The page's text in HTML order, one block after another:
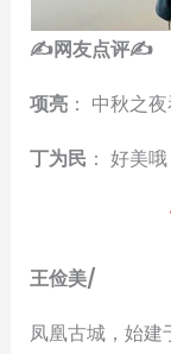
✍网友点评✍
项亮 ： 中秋之
丁为民 ： 好美
王俭美/
凤凰古城，始